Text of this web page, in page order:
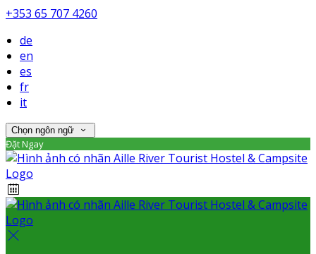
+353 65 707 4260
de
en
es
fr
it
Chọn ngôn ngữ
Đặt Ngay